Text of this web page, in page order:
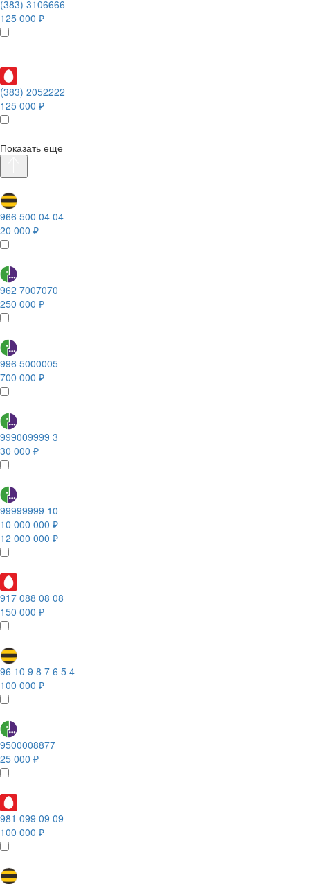
(383) 3106666
125 000 ₽
(383) 2052222
125 000 ₽
Показать еще
966 500 04 04
20 000 ₽
962 7007070
250 000 ₽
996 5000005
700 000 ₽
999009999 3
30 000 ₽
99999999 10
10 000 000 ₽
12 000 000 ₽
917 088 08 08
150 000 ₽
96 10 9 8 7 6 5 4
100 000 ₽
9500008877
25 000 ₽
981 099 09 09
100 000 ₽